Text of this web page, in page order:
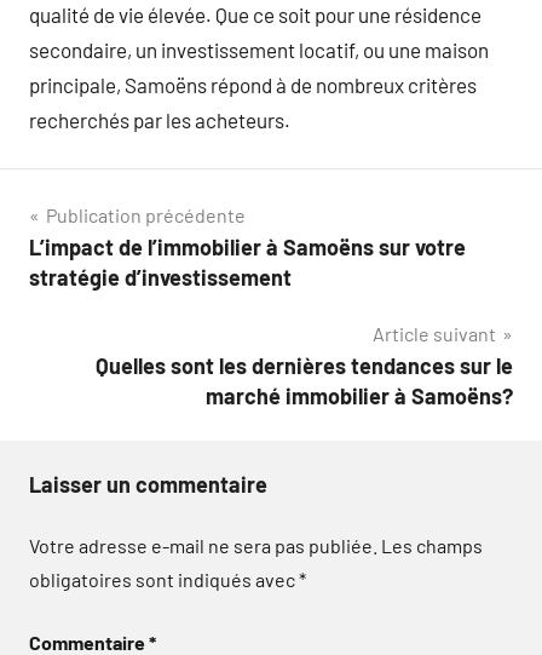
qualité de vie élevée. Que ce soit pour une résidence
secondaire, un investissement locatif, ou une maison
principale, Samoëns répond à de nombreux critères
recherchés par les acheteurs.
Navigation
de
Publication précédente
L’impact de l’immobilier à Samoëns sur votre
stratégie d’investissement
Article suivant
Quelles sont les dernières tendances sur le
marché immobilier à Samoëns?
Laisser un commentaire
Votre adresse e-mail ne sera pas publiée. Les champs
obligatoires sont indiqués avec*
Commentaire*